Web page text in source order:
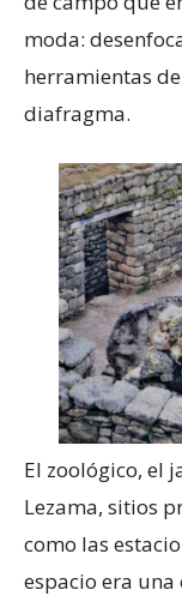
moda:
herramientas
diafragma.
El zoológico, el
Lezama, sitios
como las
espacio era